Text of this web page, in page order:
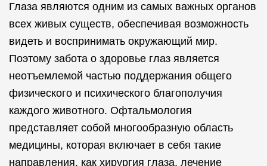
Глаза являются одним из самых важных органов
всех живых существ, обеспечивая возможность
видеть и воспринимать окружающий мир.
Поэтому забота о здоровье глаз является
неотъемлемой частью поддержания общего
физического и психического благополучия
каждого животного. Офтальмология
представляет собой многообразную область
медицины, которая включает в себя такие
направления, как хирургия глаза, лечение